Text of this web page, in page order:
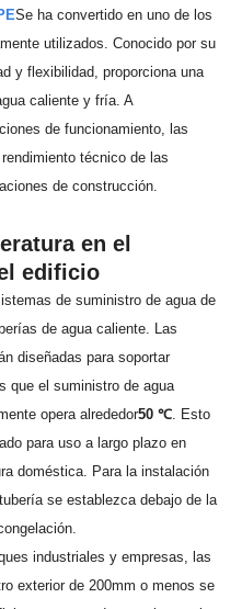
Se ha convertido en uno de los
utilizados. Conocido por su
y flexibilidad, proporciona una
caliente y fría. A
de funcionamiento, las
técnico de las
de construcción.
en el
edificio
de suministro de agua de
de agua caliente. Las
diseñadas para soportar
que el suministro de agua
opera alrededor50 ℃ . Esto
para uso a largo plazo en
doméstica. Para la instalación
se establezca debajo de la
industriales y empresas, las
exterior de 200mm o menos se